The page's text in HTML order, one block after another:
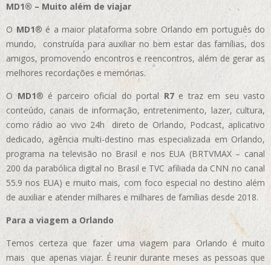
MD1® – Muito além de viajar
O MD1® é a maior plataforma sobre Orlando em português do
mundo, construída para auxiliar no bem estar das famílias, dos
amigos, promovendo encontros e reencontros, além de gerar as
melhores recordações e memórias.
OMD1® é parceiro oficial do portal R7e traz em seu vasto
conteúdo, canais de informação, entretenimento, lazer, cultura,
como rádio ao vivo 24h direto de Orlando, Podcast, aplicativo
dedicado, agência multi-destino mas especializada em Orlando,
programa na televisão no Brasil e nos EUA (BRTVMAX – canal
200 da parabólica digital no Brasil e TVC afiliada da CNN no canal
55.9 nos EUA) e muito mais, com foco especial no destino além
de auxiliar e atender milhares e milhares de famílias desde 2018.
Para a viagem a Orlando
Temos certeza que fazer uma viagem para Orlando é muito
mais que apenas viajar. É reunir durante meses as pessoas que